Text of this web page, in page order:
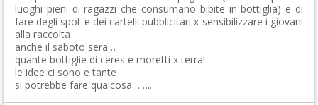
luoghi pieni di ragazzi che consumano bibite in bottiglia) e di
fare degli spot e dei cartelli pubblicitari x sensibilizzare i giovani
alla raccolta
anche il saboto sera…
quante bottiglie di ceres e moretti x terra!
le idee ci sono e tante
si potrebbe fare qualcosa……..